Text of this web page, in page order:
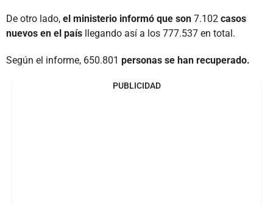
De otro lado, el ministerio informó que son 7.102 casos
nuevos en el país llegando así a los 777.537 en total.
Según el informe, 650.801 personas se han recuperado.
PUBLICIDAD